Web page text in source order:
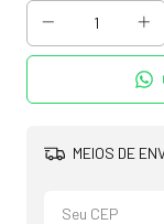
MEIOS DE